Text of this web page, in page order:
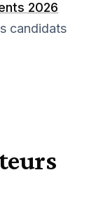
2026
candidats